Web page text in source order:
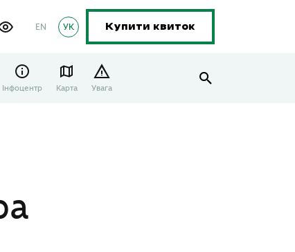
УК
EN Купити квиток
Інфоцентр Карта Увага